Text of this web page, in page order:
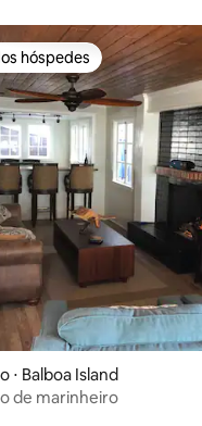
preferidos dos hóspedes
hóspedes
⋅ Balboa Island
de marinheiro